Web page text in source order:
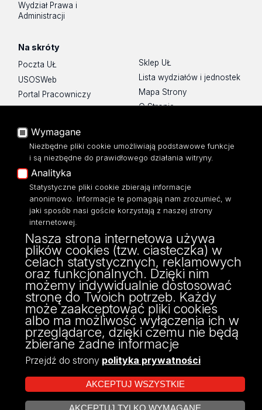
Wydział Prawa i
Administracji
Na skróty
Poczta UŁ
USOSWeb
Portal Pracowniczy
Baza Aktów Własnych
Moodle
Eksperci UŁ
Polityka Prywatności
Dostępność
Sklep UŁ
Lista wydziałów i jednostek
Mapa Strony
O Stronie
ul. Narutowicza 68, 90-136 Łódź
NIP: 724 000 32 43
Adres do doręczeń elektronicznych (ADE):
AE:PL-74796-17640-IHHIV-17
KONTAKT
Wymagane
Niezbędne pliki cookie umożliwiają podstawowe funkcje
i są niezbędne do prawidłowego działania witryny.
Analityka
Statystyczne pliki cookie zbierają informacje
anonimowo. Informacje te pomagają nam zrozumieć, w
jaki sposób nasi goście korzystają z naszej strony
internetowej.
Nasza strona internetowa używa
plików cookies (tzw. ciasteczka) w
celach statystycznych, reklamowych
oraz funkcjonalnych. Dzięki nim
możemy indywidualnie dostosować
stronę do Twoich potrzeb. Każdy
może zaakceptować pliki cookies
albo ma możliwość wyłączenia ich w
przeglądarce, dzięki czemu nie będą
zbierane żadne informacje
Przejdź do strony polityka prywatności
AKCEPTUJ WSZYSTKIE